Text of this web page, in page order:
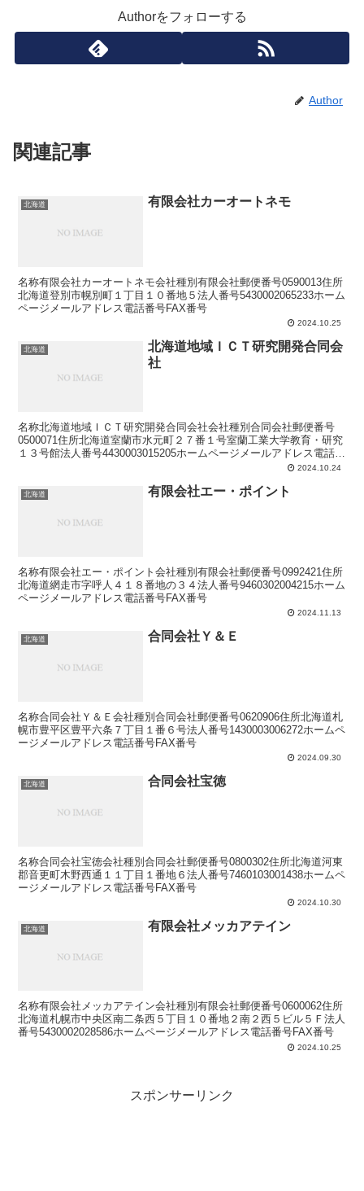
Authorをフォローする
Author
関連記事
北海道 有限会社カーオートネモ
名称有限会社カーオートネモ会社種別有限会社郵便番号0590013住所
北海道登別市幌別町１丁目１０番地５法人番号5430002065233ホーム
ページメールアドレス電話番号FAX番号
2024.10.25
北海道
北海道地域ＩＣＴ研究開発合同会
社
名称北海道地域ＩＣＴ研究開発合同会社会社種別合同会社郵便番号
0500071住所北海道室蘭市水元町２７番１号室蘭工業大学教育・研究
１３号館法人番号4430003015205ホームページメールアドレス電話番
2024.10.24
北海道 有限会社エー・ポイント
名称有限会社エー・ポイント会社種別有限会社郵便番号0992421住所
北海道網走市字呼人４１８番地の３４法人番号9460302004215ホーム
ページメールアドレス電話番号FAX番号
2024.11.13
北海道 合同会社Ｙ＆Ｅ
名称合同会社Ｙ＆Ｅ会社種別合同会社郵便番号0620906住所北海道札
幌市豊平区豊平六条７丁目１番６号法人番号1430003006272ホームペ
ージメールアドレス電話番号FAX番号
2024.09.30
北海道 合同会社宝徳
名称合同会社宝徳会社種別合同会社郵便番号0800302住所北海道河東
郡音更町木野西通１１丁目１番地６法人番号7460103001438ホームペ
ージメールアドレス電話番号FAX番号
2024.10.30
北海道 有限会社メッカアテイン
名称有限会社メッカアテイン会社種別有限会社郵便番号0600062住所
北海道札幌市中央区南二条西５丁目１０番地２南２西５ビル５Ｆ法人
番号5430002028586ホームページメールアドレス電話番号FAX番号
2024.10.25
スポンサーリンク